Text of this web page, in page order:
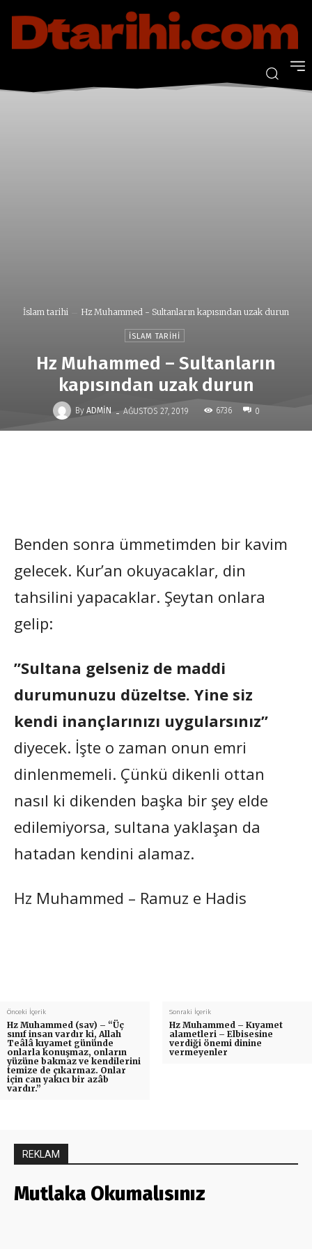
İslam tarihi Hz Muhammed - Sultanların kapısından uzak durun
İSLAM TARIHI
Hz Muhammed – Sultanların
kapısından uzak durun
By ADMIN - AĞUSTOS 27, 2019 6736 0
Benden sonra ümmetimden bir kavim
gelecek. Kur’an okuyacaklar, din
tahsilini yapacaklar. Şeytan onlara
gelip:
”Sultana gelseniz de maddi
durumunuzu düzeltse. Yine siz
kendi inançlarınızı uygularsınız”
diyecek. İşte o zaman onun emri
dinlenmemeli. Çünkü dikenli ottan
nasıl ki dikenden başka bir şey elde
edilemiyorsa, sultana yaklaşan da
hatadan kendini alamaz.
Hz Muhammed – Ramuz e Hadis
Önceki İçerik
Hz Muhammed (sav) – “Üç
sınıf insan vardır ki, Allah
Teâlâ kıyamet gününde
onlarla konuşmaz, onların
yüzüne bakmaz ve kendilerini
temize de çıkarmaz. Onlar
için can yakıcı bir azâb
vardır.”
Sonraki İçerik
Hz Muhammed – Kıyamet
alametleri – Elbisesine
verdiği önemi dinine
vermeyenler
REKLAM
Mutlaka Okumalısınız